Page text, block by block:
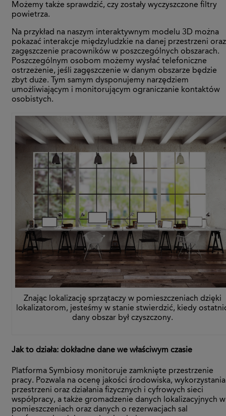
Możemy także sprawdzić, czy zostały wyczyszczone filtry
powietrza.
Na przykład na naszym interaktywnym modelu 3D można
pokazać interakcje międzyludzkie na danej przestrzeni oraz
zagęszczenie pracowników w poszczególnych obszarach.
Poszczególnym osobom możemy wysłać telefoniczne
ostrzeżenie, jeśli zagęszczenie w danym obszarze będzie
zbyt duże. Tym samym dysponujemy narzędziem
umożliwiającym i monitorującym ograniczanie kontaktów
osobistych.
Znając lokalizację sprzątaczy w pomieszczeniach dzięki
lokalizatorom, jesteśmy w stanie stwierdzić, kiedy
dany obszar był czyszczony.
Jak to działa: dokładne dane we właściwym czasie
Platforma Symbiosy monitoruje zamknięte przestrzenie
pracy. Pozwala na ocenę jakości środowiska, wykorzystania
przestrzeni oraz działania fizycznych i cyfrowych sieci
współpracy, a także gromadzenie danych lokalizacyjnych w
pomieszczeniach oraz danych o rezerwacjach sal